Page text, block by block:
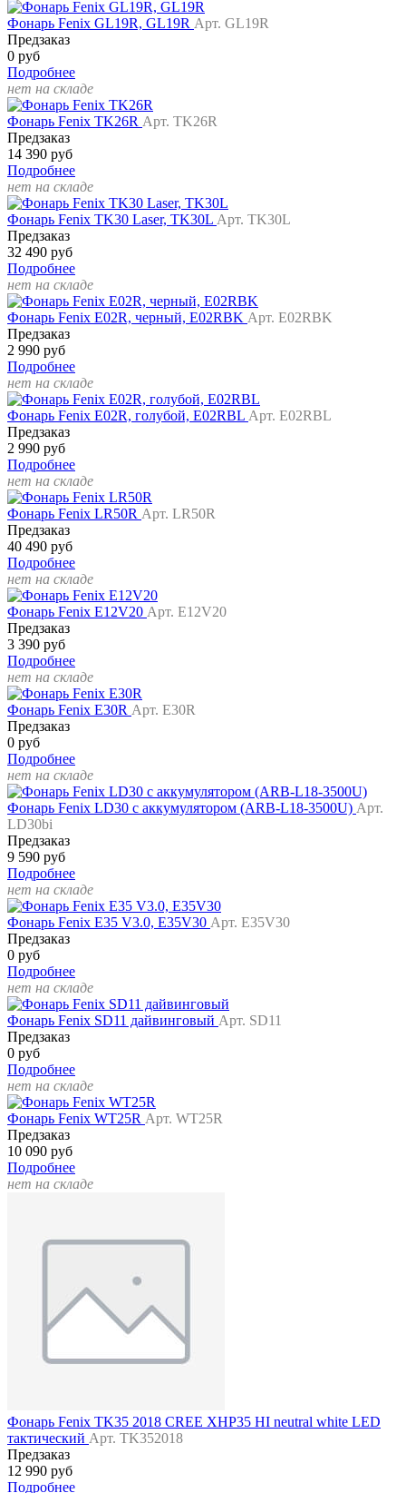
Фонарь Fenix GL19R, GL19R Арт. GL19R
Предзаказ
0 руб
Подробнее
нет на складе
Фонарь Fenix TK26R Арт. TK26R
Предзаказ
14 390 руб
Подробнее
нет на складе
Фонарь Fenix TK30 Laser, TK30L Арт. TK30L
Предзаказ
32 490 руб
Подробнее
нет на складе
Фонарь Fenix E02R, черный, E02RBK Арт. E02RBK
Предзаказ
2 990 руб
Подробнее
нет на складе
Фонарь Fenix E02R, голубой, E02RBL Арт. E02RBL
Предзаказ
2 990 руб
Подробнее
нет на складе
Фонарь Fenix LR50R Арт. LR50R
Предзаказ
40 490 руб
Подробнее
нет на складе
Фонарь Fenix E12V20 Арт. E12V20
Предзаказ
3 390 руб
Подробнее
нет на складе
Фонарь Fenix E30R Арт. E30R
Предзаказ
0 руб
Подробнее
нет на складе
Фонарь Fenix LD30 с аккумулятором (ARB-L18-3500U) Арт.
LD30bi
Предзаказ
9 590 руб
Подробнее
нет на складе
Фонарь Fenix E35 V3.0, E35V30 Арт. E35V30
Предзаказ
0 руб
Подробнее
нет на складе
Фонарь Fenix SD11 дайвинговый Арт. SD11
Предзаказ
0 руб
Подробнее
нет на складе
Фонарь Fenix WT25R Арт. WT25R
Предзаказ
10 090 руб
Подробнее
нет на складе
Фонарь Fenix TK35 2018 CREE XHP35 HI neutral white LED
тактический Арт. TK352018
Предзаказ
12 990 руб
Подробнее